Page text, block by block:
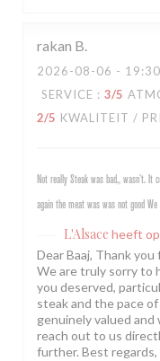
rakan B
2026-08-06 -
SERVICE : 3/5
2/5 KWALITEIT /
Not really Steak was bad,, wasn’t. It
again the meat was was not good
L'Alsace heeft
Dear Baaj, Thank
We are truly sorry to
you deserved,
steak and the pace
genuinely valued
reach out to us
further. Best regards,